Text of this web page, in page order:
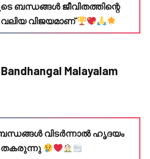
ബന്ധങ്ങൾ ജീവിതത്തിന്റെ
വലിയ വിജയമാണ്
Malayalam
വിടർന്നാൽ ഹൃദയം
തകരുന്നു